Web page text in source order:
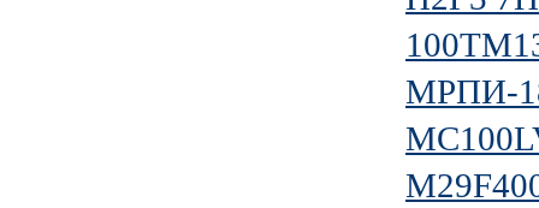
МРПИ-